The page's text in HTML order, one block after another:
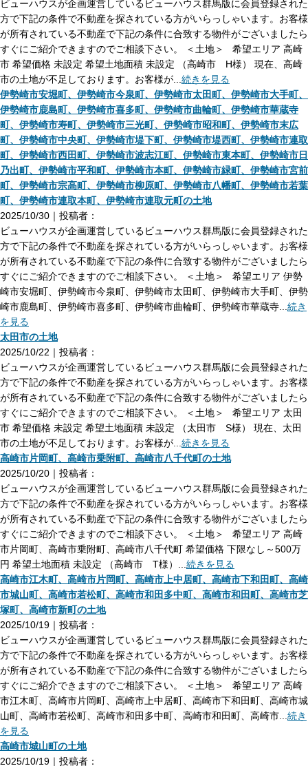
ビューハウスが企画運営しているビューハウス群馬版に会員登録された
方で下記の条件で不動産を探されている方がいらっしゃいます。お客様
が所有されている不動産で下記の条件に合致する物件がございましたら
すぐにご紹介できますのでご相談下さい。 ＜土地＞ 希望エリア 高崎
市 希望価格 未設定 希望土地面積 未設定 （高崎市 H様） 現在、高崎
市の土地が不足しております。お客様が... 続きを見る
伊勢崎市安堀町、伊勢崎市今泉町、伊勢崎市太田町、伊勢崎市大手町、
伊勢崎市鹿島町、伊勢崎市喜多町、伊勢崎市曲輪町、伊勢崎市華蔵寺
町、伊勢崎市寿町、伊勢崎市三光町、伊勢崎市昭和町、伊勢崎市末広
町、伊勢崎市中央町、伊勢崎市堤下町、伊勢崎市堤西町、伊勢崎市連取
町、伊勢崎市西田町、伊勢崎市波志江町、伊勢崎市東本町、伊勢崎市日
乃出町、伊勢崎市平和町、伊勢崎市本町、伊勢崎市緑町、伊勢崎市宮前
町、伊勢崎市宗高町、伊勢崎市柳原町、伊勢崎市八幡町、伊勢崎市若葉
町、伊勢崎市連取本町、伊勢崎市連取元町の土地
2025/10/30｜投稿者：
ビューハウスが企画運営しているビューハウス群馬版に会員登録された
方で下記の条件で不動産を探されている方がいらっしゃいます。お客様
が所有されている不動産で下記の条件に合致する物件がございましたら
すぐにご紹介できますのでご相談下さい。 ＜土地＞ 希望エリア 伊勢
崎市安堀町、伊勢崎市今泉町、伊勢崎市太田町、伊勢崎市大手町、伊勢
崎市鹿島町、伊勢崎市喜多町、伊勢崎市曲輪町、伊勢崎市華蔵寺... 続き
を見る
太田市の土地
2025/10/22｜投稿者：
ビューハウスが企画運営しているビューハウス群馬版に会員登録された
方で下記の条件で不動産を探されている方がいらっしゃいます。お客様
が所有されている不動産で下記の条件に合致する物件がございましたら
すぐにご紹介できますのでご相談下さい。 ＜土地＞ 希望エリア 太田
市 希望価格 未設定 希望土地面積 未設定 （太田市 S様） 現在、太田
市の土地が不足しております。お客様が... 続きを見る
高崎市片岡町、高崎市乗附町、高崎市八千代町の土地
2025/10/20｜投稿者：
ビューハウスが企画運営しているビューハウス群馬版に会員登録された
方で下記の条件で不動産を探されている方がいらっしゃいます。お客様
が所有されている不動産で下記の条件に合致する物件がございましたら
すぐにご紹介できますのでご相談下さい。 ＜土地＞ 希望エリア 高崎
市片岡町、高崎市乗附町、高崎市八千代町 希望価格 下限なし～500万
円 希望土地面積 未設定 （高崎市 T様）... 続きを見る
高崎市江木町、高崎市片岡町、高崎市上中居町、高崎市下和田町、高崎
市城山町、高崎市若松町、高崎市和田多中町、高崎市和田町、高崎市芝
塚町、高崎市新町の土地
2025/10/19｜投稿者：
ビューハウスが企画運営しているビューハウス群馬版に会員登録された
方で下記の条件で不動産を探されている方がいらっしゃいます。お客様
が所有されている不動産で下記の条件に合致する物件がございましたら
すぐにご紹介できますのでご相談下さい。 ＜土地＞ 希望エリア 高崎
市江木町、高崎市片岡町、高崎市上中居町、高崎市下和田町、高崎市城
山町、高崎市若松町、高崎市和田多中町、高崎市和田町、高崎市... 続き
を見る
高崎市城山町の土地
2025/10/19｜投稿者：